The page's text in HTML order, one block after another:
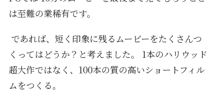
は至難の業稀有です。
であれば、短く印象に残るムービーをたくさんつ
くってはどうか？と考えました。 1本のハリウッド
超大作ではなく、100本の質の高いショートフィル
ムをつくる。